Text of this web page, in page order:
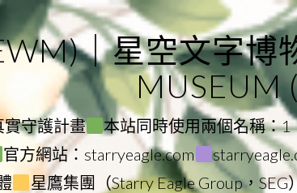
｜星空文字博
MUSEUM
守護計畫
本站同時使用兩個名稱：1
官方網站：starryeagle.com
星鷹集團（Starry Eagle Group，SEG